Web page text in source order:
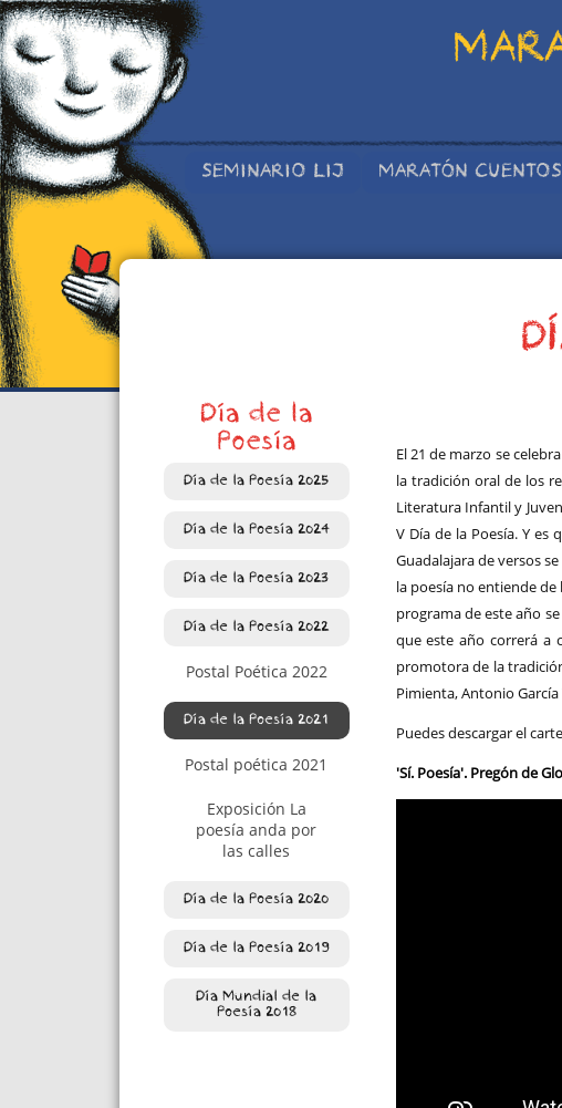
SEMINARIO LIJ MARATÓN CUENTOS
Día de la
Poesía
Día de la Poesía 2025
Día de la Poesía 2024
Día de la Poesía 2023
Día de la Poesía 2022
Postal Poética 2022
Día de la Poesía 2021
Postal poética 2021
Exposición La
poesía anda por
las calles
Día de la Poesía 2020
Día de la Poesía 2019
Día Mundial de la
Poesía 2018
El 21 de marzo se
la tradición oral de los
Literatura Infantil y
V Día de la Poesía. Y es
Guadalajara de versos
la poesía no entiende
programa de este año
que este año correrá a
promotora de la
Pimienta, Antonio
Puedes descargar el
'Sí. Poesía'. Pregón de